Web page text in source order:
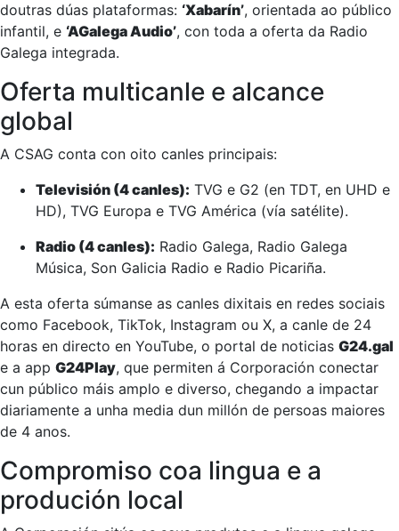
doutras dúas plataformas: ‘Xabarín’, orientada ao público
infantil, e ‘AGalega Audio’, con toda a oferta da Radio
Galega integrada.
Oferta multicanle e alcance
global
A CSAG conta con oito canles principais:
Televisión (4 canles): TVG e G2 (en TDT, en UHD e
HD), TVG Europa e TVG América (vía satélite).
Radio (4 canles): Radio Galega, Radio Galega
Música, Son Galicia Radio e Radio Picariña.
A esta oferta súmanse as canles dixitais en redes sociais
como Facebook, TikTok, Instagram ou X, a canle de 24
horas en directo en YouTube, o portal de noticias G24.gal
e a app G24Play, que permiten á Corporación conectar
cun público máis amplo e diverso, chegando a impactar
diariamente a unha media dun millón de persoas maiores
de 4 anos.
Compromiso coa lingua e a
produción local